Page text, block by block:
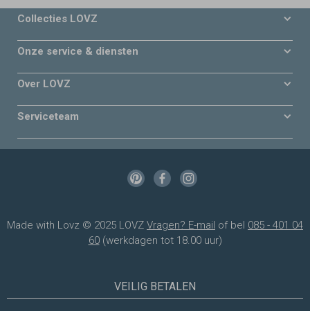
Collecties LOVZ
Onze service & diensten
Over LOVZ
Serviceteam
Made with Lovz © 2025 LOVZ Vragen? E-mail of bel 085 - 401 04
60(werkdagen tot 18.00 uur)
VEILIG BETALEN